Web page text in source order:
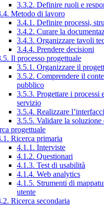
3.3.2. Definire ruoli e
Metodo di lavoro
3.4.1. Definire processi,
3.4.2. Curare la
3.4.3. Organizzare tavoli
3.4.4. Prendere decisioni
Il processo progettuale
3.5.1. Organizzare il
3.5.2. Comprendere il
pubblico
3.5.3. Progettare i processi
servizio
3.5.4. Realizzare
3.5.5. Validare la soluzione
progettuale
Ricerca primaria
4.1.1. Interviste
4.1.2. Questionari
4.1.3. Test di usabilità
4.1.4. Web analytics
4.1.5. Strumenti di
utente
Ricerca secondaria